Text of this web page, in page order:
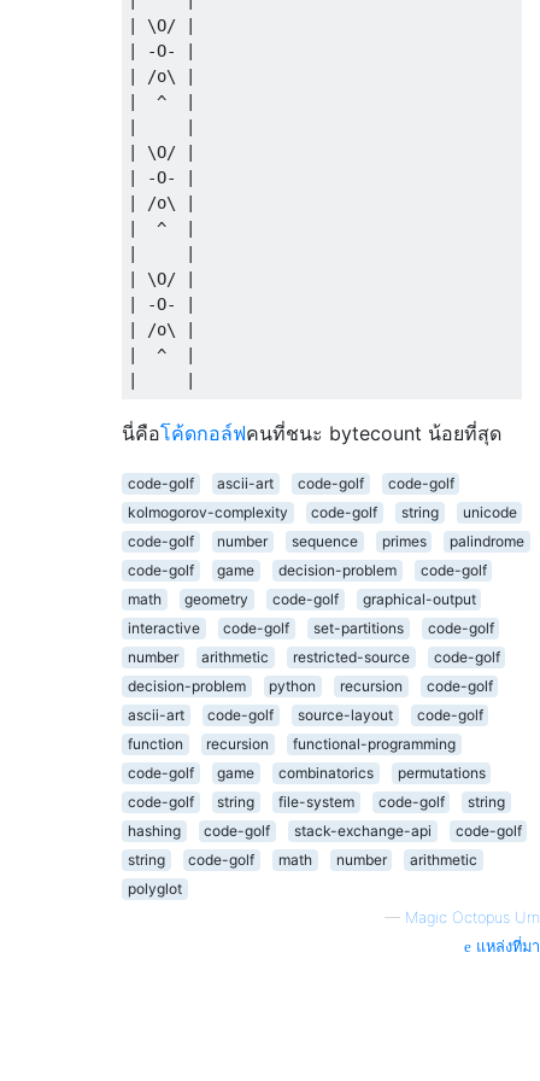
| \O/ |
| -O- |
| /o\ |
|  ^  |
| \O/ |
| -O- |
| /o\ |
|  ^  |
| \O/ |
| -O- |
| /o\ |
|  ^  |
นี่คือโค้ดกอล์ฟคนที่ชนะ bytecount น้อยที่สุด
code-golf ascii-art code-golf
code-golf
kolmogorov-complexity
code-golf string
unicode
code-golf
number sequence primes
palindrome
code-golf
game decision-problem
code-golf
math
geometry code-golf
graphical-output
interactive
code-golf set-partitions
code-golf
number
arithmetic restricted-source
code-golf
decision-problem
python recursion
code-golf
ascii-art
code-golf source-layout
code-golf
function
recursion
functional-programming
code-golf
game combinatorics
permutations
code-golf
string file-system code-golf
string
hashing
code-golf stack-exchange-api
code-golf
string
code-golf math number
arithmetic
polyglot
— Magic Octopus Urn
แหล่งที่มา